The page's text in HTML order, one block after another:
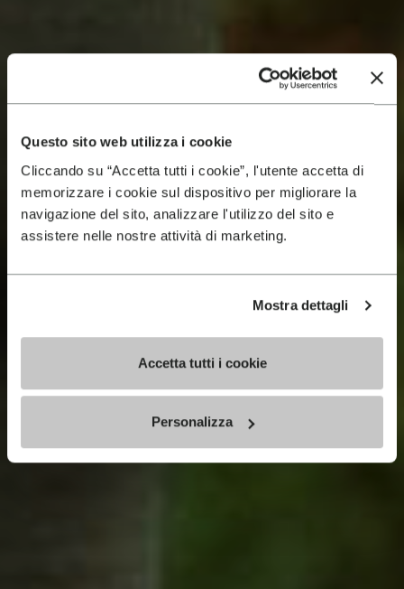
Questo sito web utilizza i cookie
Cliccando su “Accetta tutti i cookie”, l'utente accetta di
memorizzare i cookie sul dispositivo per migliorare la
navigazione del sito, analizzare l'utilizzo del sito e
assistere nelle nostre attività di marketing.
Mostra dettagli
Accetta tutti i cookie
Personalizza